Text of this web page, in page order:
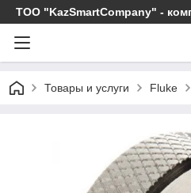
ТОО "KazSmartCompany" -
Товары и услуги Fluke